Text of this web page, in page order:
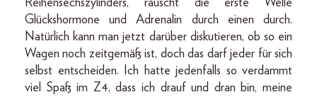
Reihensechszylinders, rauscht die erste Welle
Glückshormone und Adrenalin durch einen durch.
Natürlich kann man jetzt darüber diskutieren, ob so ein
Wagen noch zeitgemäß ist, doch das darf jeder für sich
selbst entscheiden. Ich hatte jedenfalls so verdammt
viel Spaß im Z4, dass ich drauf und dran bin, meine